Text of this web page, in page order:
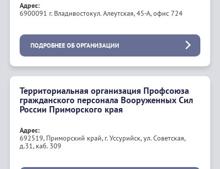
Адрес:
6900091 г. Владивостокул. Алеутская, 45-А, офис 724
ПОДРОБНЕЕ ОБ ОРГАНИЗАЦИИ
Территориальная организация Профсоюза
гражданского персонала Вооруженных Сил
России Приморского края
Адрес:
692519, Приморский край, г. Уссурийск, ул. Советская,
д.31, каб. 309